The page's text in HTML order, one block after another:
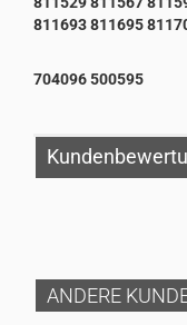
811693 811695
704096 500595
ANDERE